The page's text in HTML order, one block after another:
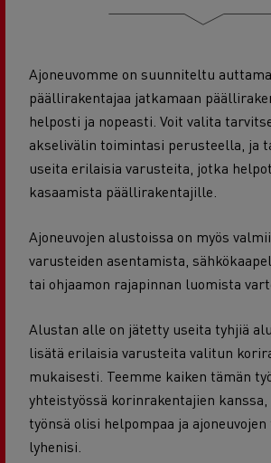
Ajoneuvomme on suunniteltu
päällirakentajaa jatkamaan
helposti ja nopeasti. Voit valita
akselivälin toimintasi perusteella, ja
useita erilaisia varusteita, jotka
kasaamista päällirakentajille.
Ajoneuvojen alustoissa on myös
varusteiden asentamista,
tai ohjaamon rajapinnan luomista
Alustan alle on jätetty useita tyhjiä
lisätä erilaisia varusteita valitun
mukaisesti. Teemme kaiken tämän
yhteistyössä korinrakentajien kanssa,
työnsä olisi helpompaa ja
lyhenisi.